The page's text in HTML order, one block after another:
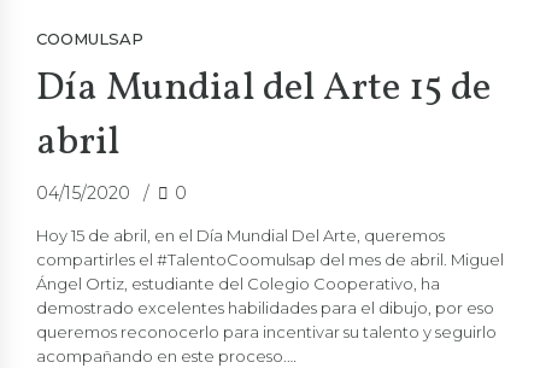
COOMULSAP
Día Mundial del Arte 15 de
abril
04/15/2020 0
Hoy 15 de abril, en el Día Mundial Del Arte, queremos
compartirles el #TalentoCoomulsap del mes de abril. Miguel
Ángel Ortiz, estudiante del Colegio Cooperativo, ha
demostrado excelentes habilidades para el dibujo, por eso
queremos reconocerlo para incentivar su talento y seguirlo
acompañando en este proceso.…